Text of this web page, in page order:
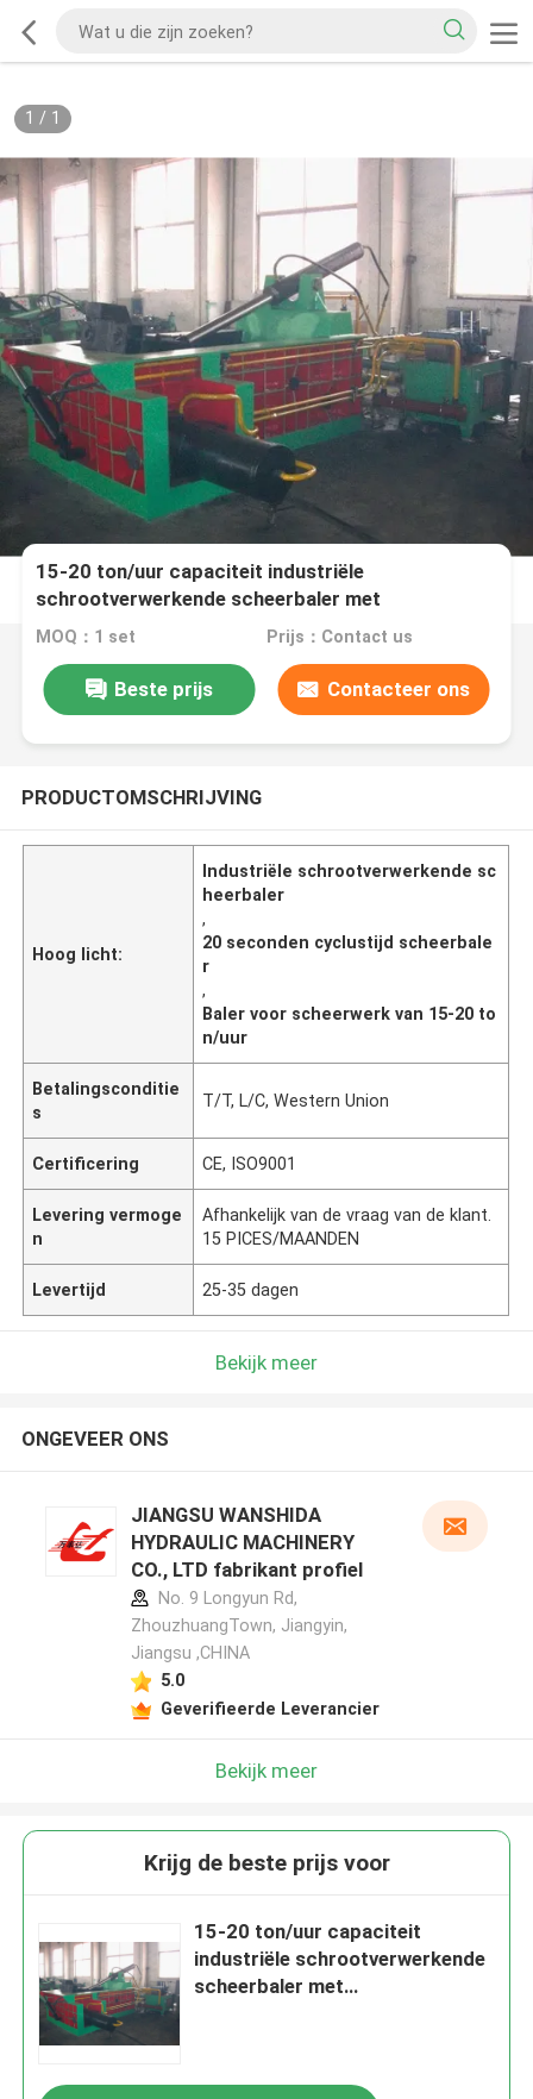
1 / 1
15-20 ton/uur capaciteit industriële
schrootverwerkende scheerbaler met
handmatige/automatische werking en 20
MOQ：1 set Prijs：Contact us
Beste prijs Contacteer ons
PRODUCTOMSCHRIJVING
Hoog licht:
Industriële schrootverwerkende sc
heerbaler
,
20 seconden cyclustijd scheerbale
r
,
Baler voor scheerwerk van 15-20 to
n/uur
Betalingsconditie
s
T/T, L/C, Western Union
Certificering CE, ISO9001
Levering vermoge
n
Afhankelijk van de vraag van de klant.
15 PICES/MAANDEN
Levertijd 25-35 dagen
Bekijk meer
ONGEVEER ONS
JIANGSU WANSHIDA
HYDRAULIC MACHINERY
CO., LTD fabrikant profiel
No. 9 Longyun Rd,
ZhouzhuangTown, Jiangyin,
Jiangsu ,CHINA
5.0
Geverifieerde Leverancier
Bekijk meer
Krijg de beste prijs voor
15-20 ton/uur capaciteit
industriële schrootverwerkende
scheerbaler met